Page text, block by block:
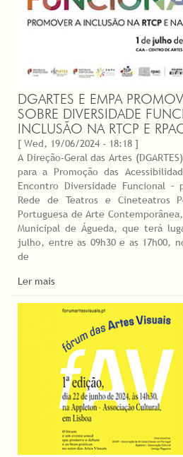
DGARTES E EMPA
SOBRE DIVERSIDADE
INCLUSÃO NA RTCP E
[ Wed, 19/06/2024 - 18:18 ]
A Direção-Geral das Artes
para a Promoção das
Encontro Diversidade Funcional –
Rede de Teatros e Cineteatros
Portuguesa de Arte
Municipal de Águeda, que terá
julho, entre as 09h30 e as 17h00,
de
Ler mais